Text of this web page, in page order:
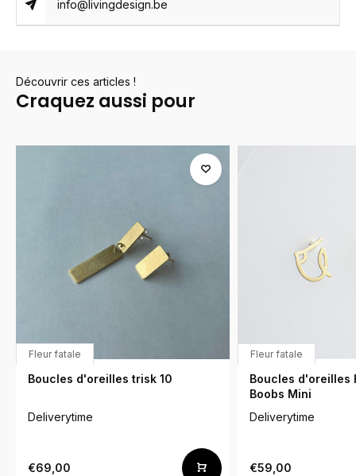
info@livingdesign.be
Découvrir ces articles !
Craquez aussi pour
Fleur fatale
Boucles d'oreilles trisk 10
Deliverytime
€69,00
Fleur fatale
Boucles d'oreilles
Boobs Mini
Deliverytime
€59,00